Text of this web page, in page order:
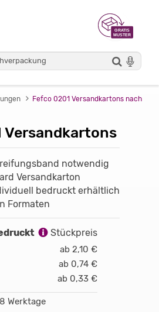
Fefco 0201 Versandkartons nach
Versandkartons
notwendig
Versandkarton
bedruckt erhältlich
Formaten
Stückpreis
ab 2,10 €
ab 0,74 €
ab 0,33 €
Werktage